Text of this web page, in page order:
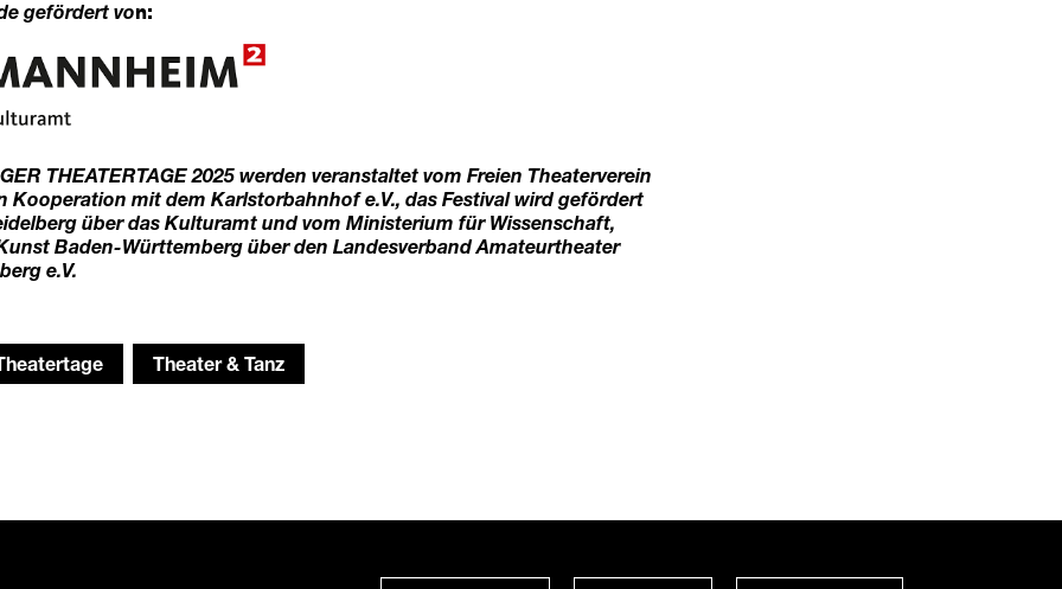
gefördert von:
THEATERTAGE 2025 werden veranstaltet vom Freien Theaterverein
Kooperation mit dem Karlstorbahnhof e.V., das Festival wird gefördert
über das Kulturamt und vom Ministerium für Wissenschaft,
Baden-Württemberg über den Landesverband Amateurtheater
e.V.
Theater & Tanz